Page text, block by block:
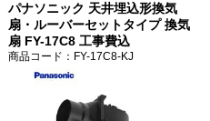
パナソニック 天井埋込形換気
扇・ルーバーセットタイプ 換気
扇 FY-17C8 工事費込
商品コード ：FY-17C8-KJ